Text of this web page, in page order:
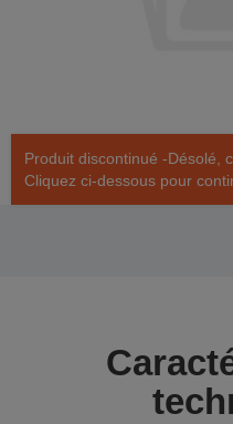
Produit discontinué -Désolé,
Cliquez ci-dessous pour